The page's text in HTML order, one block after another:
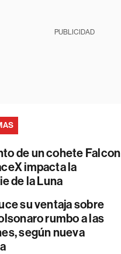
PUBLICIDAD
de un cohete Falcon
impacta la
de la Luna
su ventaja sobre
rumbo a las
según nueva